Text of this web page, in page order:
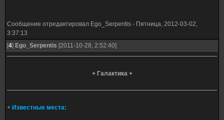
Сообщение отредактировал Ego_Serpentis - Пятница, 2012-03-02,
3:37:13
[4] Ego_Serpentis [2011-10-28, 2:52:40]
+ Галактика +
+ Известные места: